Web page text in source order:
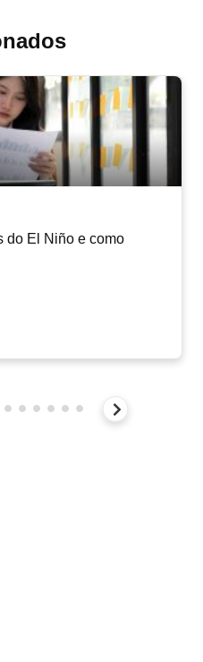
do El Niño e como